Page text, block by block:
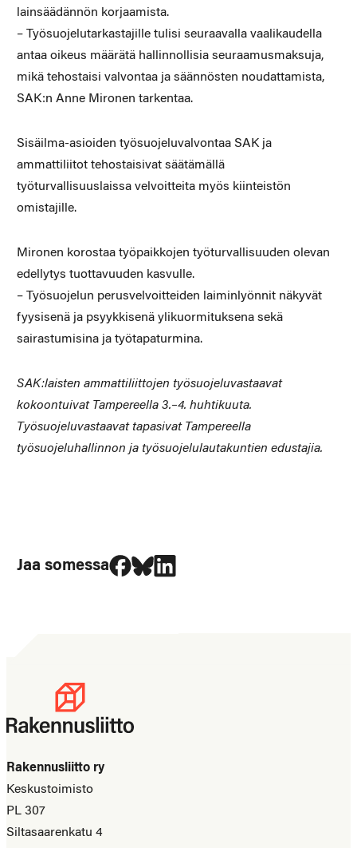
lainsäädännön korjaamista.
– Työsuojelutarkastajille tulisi seuraavalla vaalikaudella
antaa oikeus määrätä hallinnollisia seuraamusmaksuja,
mikä tehostaisi valvontaa ja säännösten noudattamista,
SAK:n Anne Mironen tarkentaa.
Sisäilma-asioiden työsuojeluvalvontaa SAK ja
ammattiliitot tehostaisivat säätämällä
työturvallisuuslaissa velvoitteita myös kiinteistön
omistajille.
Mironen korostaa työpaikkojen työturvallisuuden olevan
edellytys tuottavuuden kasvulle.
– Työsuojelun perusvelvoitteiden laiminlyönnit näkyvät
fyysisenä ja psyykkisenä ylikuormituksena sekä
sairastumisina ja työtapaturmina.
SAK:laisten ammattiliittojen työsuojeluvastaavat
kokoontuivat Tampereella 3.–4. huhtikuuta.
Työsuojeluvastaavat tapasivat Tampereella
työsuojeluhallinnon ja työsuojelulautakuntien edustajia.
Jaa somessa
Jaa Facebookissa
Jaa Blueskyssa
Jaa LinkedIn:ssä
Rakennusliitto ry
Keskustoimisto
PL 307
Siltasaarenkatu 4